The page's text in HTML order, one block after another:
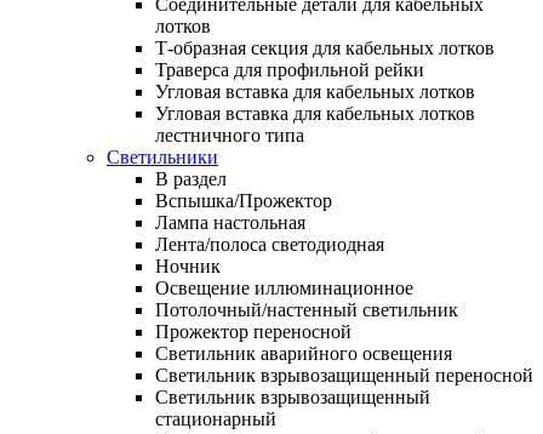
лотков
Т-образная секция для кабельных лотков
Траверса для профильной рейки
Угловая вставка для кабельных лотков
Угловая вставка для кабельных лотков
лестничного типа
Светильники
В раздел
Вспышка/Прожектор
Лампа настольная
Лента/полоса светодиодная
Ночник
Освещение иллюминационное
Потолочный/настенный светильник
Прожектор переносной
Светильник аварийного освещения
Светильник взрывозащищенный переносной
Светильник взрывозащищенный
стационарный